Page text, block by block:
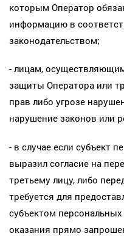
которым Оператор
информацию в
законодательством;
- лицам,
защиты Оператора или
прав либо угрозе
нарушение законов или
- в случае если субъект
выразил согласие на
третьему лицу, либо
требуется для
субъектом
оказания прямо